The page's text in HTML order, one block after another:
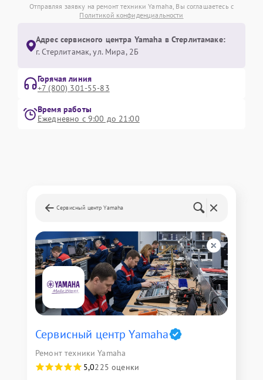
Отправляя заявку на ремонт техники Yamaha, Вы соглашаетесь с
Политикой конфиденциальности
Адрес сервисного центра Yamaha в Стерлитамаке:
г. Стерлитамак, ул. Мира, 2Б
Горячая линия
+7 (800) 301-55-83
Время работы
Ежедневно с 9:00 до 21:00
Сервисный центр Yamaha
Сервисный центр Yamaha
Ремонт техники Yamaha
5,0225 оценки